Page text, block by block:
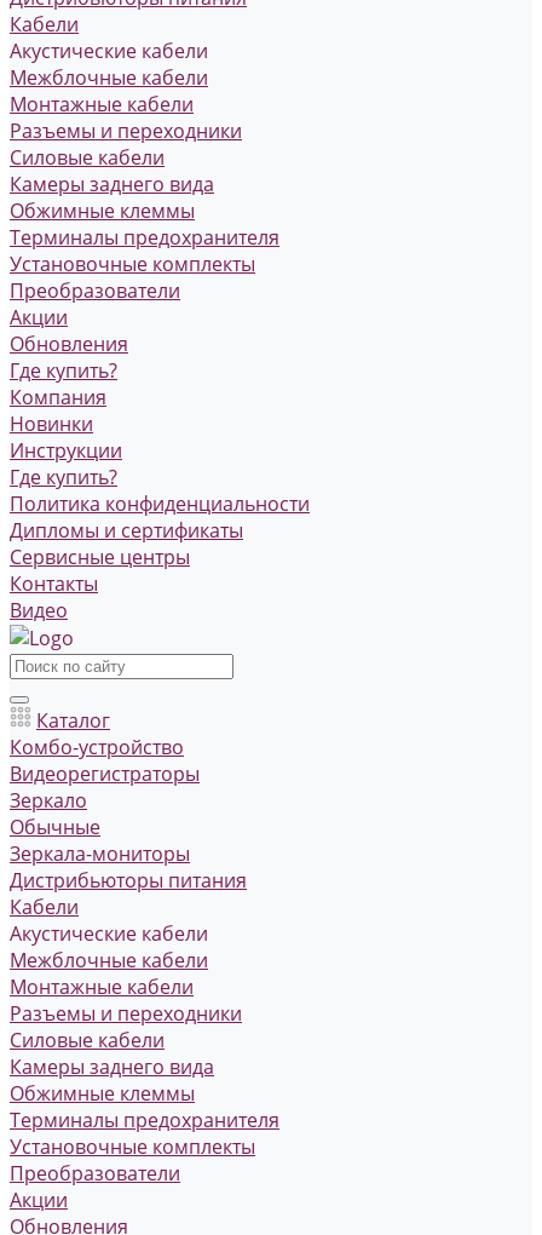
Кабели
Акустические кабели
Межблочные кабели
Монтажные кабели
Разъемы и переходники
Силовые кабели
Камеры заднего вида
Обжимные клеммы
Терминалы предохранителя
Установочные комплекты
Преобразователи
Акции
Обновления
Где купить?
Компания
Новинки
Инструкции
Где купить?
Политика конфиденциальности
Дипломы и сертификаты
Сервисные центры
Контакты
Видео
Каталог
Комбо-устройство
Видеорегистраторы
Зеркало
Обычные
Зеркала-мониторы
Дистрибьюторы питания
Кабели
Акустические кабели
Межблочные кабели
Монтажные кабели
Разъемы и переходники
Силовые кабели
Камеры заднего вида
Обжимные клеммы
Терминалы предохранителя
Установочные комплекты
Преобразователи
Акции
Обновления